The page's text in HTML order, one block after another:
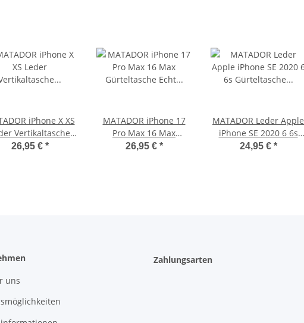
iPhone X XS
Vertikaltasche
Vintage
26,95 € *
MATADOR iPhone 17
Pro Max 16 Max
Gürteltasche Echt
26,95 € *
MATADOR Leder Apple
iPhone SE 2020 6 6s
Gürteltasche Vertikal
24,95 € *
uns
Zahlungsarten